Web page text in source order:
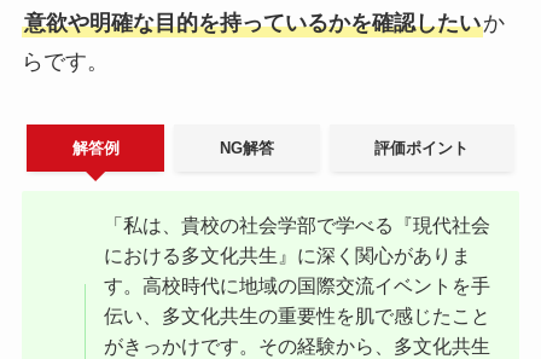
意欲や明確な目的を持っているかを確認したいか
らです。
解答例 NG解答 評価ポイント
「私は、貴校の社会学部で学べる『現代社会
における多文化共生』に深く関心がありま
す。高校時代に地域の国際交流イベントを手
伝い、多文化共生の重要性を肌で感じたこと
がきっかけです。その経験から、多文化共生